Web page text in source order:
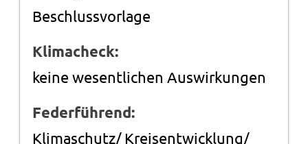
Beschlussvorlage
Klimacheck:
keine wesentlichen Auswirkungen
Federführend:
Klimaschutz/ Kreisentwicklung/